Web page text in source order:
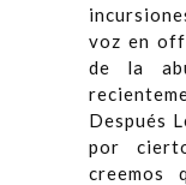
voz en off
de la
Después
por
creemos